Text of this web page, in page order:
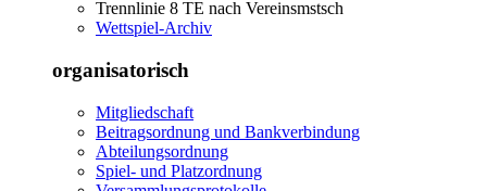
Trennlinie 8 TE nach Vereinsmstsch
Wettspiel-Archiv
organisatorisch
Mitgliedschaft
Beitragsordnung und Bankverbindung
Abteilungsordnung
Spiel- und Platzordnung